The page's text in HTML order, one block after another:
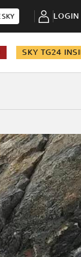
SKY LOGIN
SKY TG24